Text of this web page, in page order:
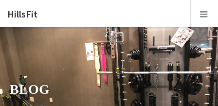
HillsFit
BLOG